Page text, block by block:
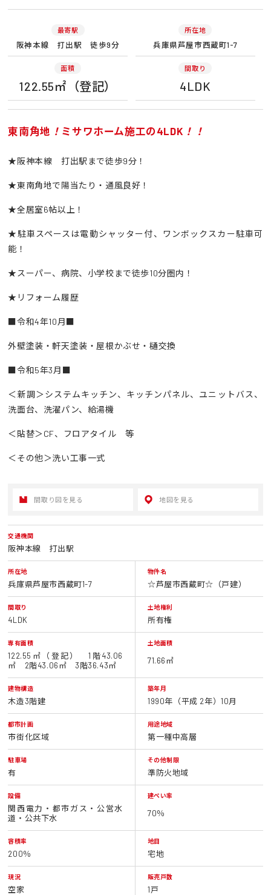
最寄駅
阪神本線 打出駅 徒歩9分
所在地
兵庫県芦屋市西蔵町1-7
面積
122.55㎡（登記）
間取り
4LDK
東南角地 ！ ミサワホーム施工の4LDK ！！
★阪神本線 打出駅まで徒歩9分！
★東南角地で陽当たり・通風良好！
★全居室6帖以上！
★駐車スペースは電動シャッター付、ワンボックスカー駐車可
能！
★スーパー、病院、小学校まで徒歩10分圏内！
★リフォーム履歴
■令和4年10月■
外壁塗装・軒天塗装・屋根かぶせ・樋交換
■令和5年3月■
＜新調＞システムキッチン、キッチンパネル、ユニットバス、
洗面台、洗濯パン、給湯機
＜貼替＞CF、フロアタイル 等
＜その他＞洗い工事一式
間取り図を見る 地図を見る
交通機関
阪神本線 打出駅
所在地
兵庫県芦屋市西蔵町1-7
物件名
☆芦屋市西蔵町☆（戸建）
間取り
4LDK
土地権利
所有権
専有面積
122.55㎡（登記） 1階43.06
㎡ 2階43.06㎡ 3階36.43㎡
土地面積
71.66㎡
建物構造
木造3階建
築年月
1990年（平成 2年）10月
都市計画
市街化区域
用途地域
第一種中高層
駐車場
有
その他制限
準防火地域
設備
関西電力・都市ガス・公営水
道・公共下水
建ぺい率
70％
容積率
200％
地目
宅地
現況
空家
販売戸数
1戸